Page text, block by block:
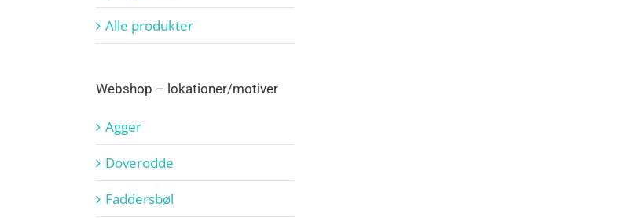
Alle produkter
Webshop – lokationer/motiver
Agger
Doverodde
Faddersbøl